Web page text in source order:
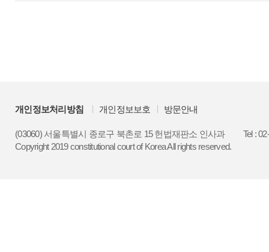
개인정보처리방침 개인정보보호 방문안내
(03060) 서울특별시 종로구 북촌로 15 헌법재판소 인사과
Tel :
Copyright 2019 constitutional court of Korea All rights reserved.